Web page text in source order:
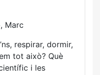
Marc
respirar, dormir,
tot això? Què
i les